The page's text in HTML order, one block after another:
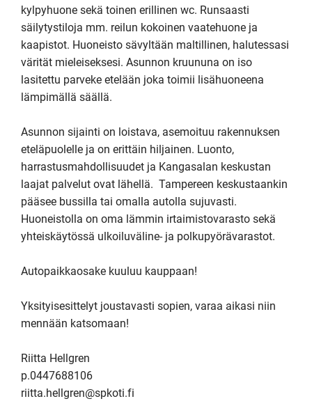
kylpyhuone sekä toinen erillinen wc. Runsaasti
säilytystiloja mm. reilun kokoinen vaatehuone ja
kaapistot. Huoneisto sävyltään maltillinen, halutessasi
värität mieleiseksesi. Asunnon kruununa on iso
lasitettu parveke etelään joka toimii lisähuoneena
lämpimällä säällä.
Asunnon sijainti on loistava, asemoituu rakennuksen
eteläpuolelle ja on erittäin hiljainen. Luonto,
harrastusmahdollisuudet ja Kangasalan keskustan
laajat palvelut ovat lähellä.  Tampereen keskustaankin
pääsee bussilla tai omalla autolla sujuvasti.
Huoneistolla on oma lämmin irtaimistovarasto sekä
yhteiskäytössä ulkoiluväline- ja polkupyörävarastot.
Autopaikkaosake kuuluu kauppaan!
Yksityisesittelyt joustavasti sopien, varaa aikasi niin
mennään katsomaan!
Riitta Hellgren
p.0447688106
riitta.hellgren@spkoti.fi